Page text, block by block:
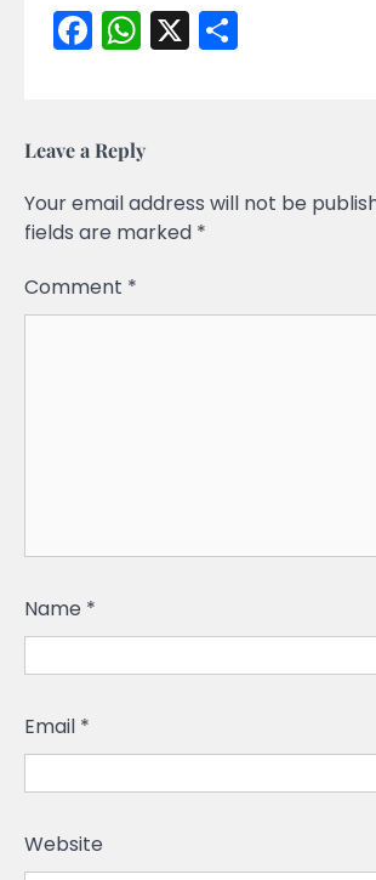
Facebook
WhatsApp
X
Leave a Reply
Your email address will not be
fields are marked *
Comment *
Name *
Email *
Website